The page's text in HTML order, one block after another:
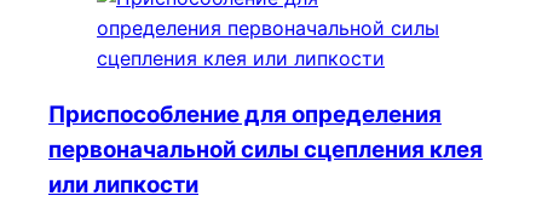
Приспособление для определения
первоначальной силы сцепления клея
или липкости